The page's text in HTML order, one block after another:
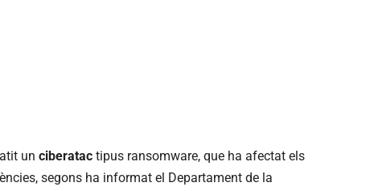
un ciberatac tipus ransomware, que ha afectat els
segons ha informat el Departament de la